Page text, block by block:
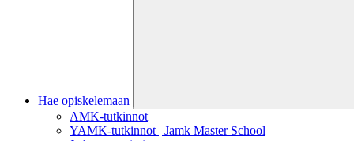
Hae opiskelemaan
AMK-tutkinnot
YAMK-tutkinnot | Jamk Master School